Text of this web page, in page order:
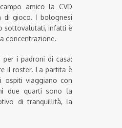
amico la CVD
di gioco. I bolognesi
sottovalutati, infatti è
concentrazione.
i padroni di casa:
il roster. La partita è
ospiti viaggiano con
due quarti sono la
di tranquillità, la